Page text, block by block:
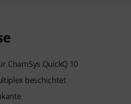
ChamSys QuickQ 10
beschichtet